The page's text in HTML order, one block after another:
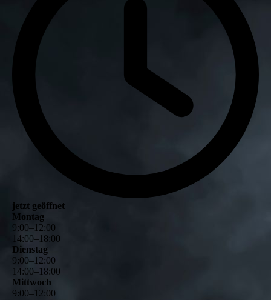
jetzt geöffnet
Montag
9:00–12:00
14:00–18:00
Dienstag
9:00–12:00
14:00–18:00
Mittwoch
9:00–12:00